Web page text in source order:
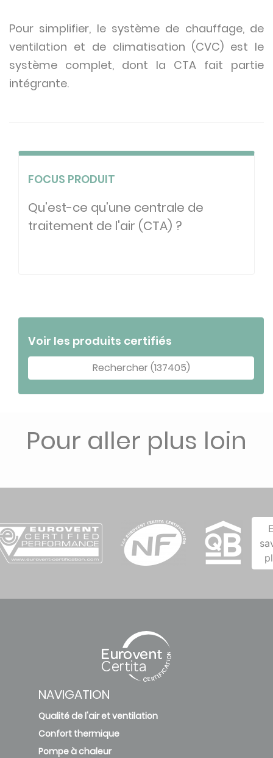
Pour simplifier, le système de chauffage, de
ventilation et de climatisation (CVC) est le
système complet, dont la CTA fait partie
intégrante.
FOCUS PRODUIT
Qu'est-ce qu'une centrale de
traitement de l'air (CTA) ?
Voir les produits certifiés
Rechercher (137405)
Pour aller plus loin
NAVIGATION
Qualité de l'air et ventilation
Confort thermique
Pompe à chaleur